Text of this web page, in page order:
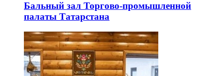
Бальный зал Торгово-промышленной
палаты Татарстана